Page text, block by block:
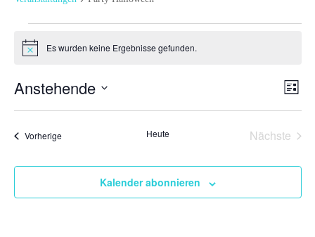
HinweisEs wurden keine Ergebnisse gefunden.
Liste
Anstehende
VorherigeVeranstaltungen Heute
Nächste
Kalender abonnieren